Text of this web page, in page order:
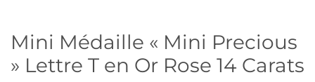
Mini Médaille « Mini Precious
» Lettre T en Or Rose 14 Carats